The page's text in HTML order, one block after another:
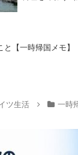
と【一時帰国メモ】
ツ生活 一時